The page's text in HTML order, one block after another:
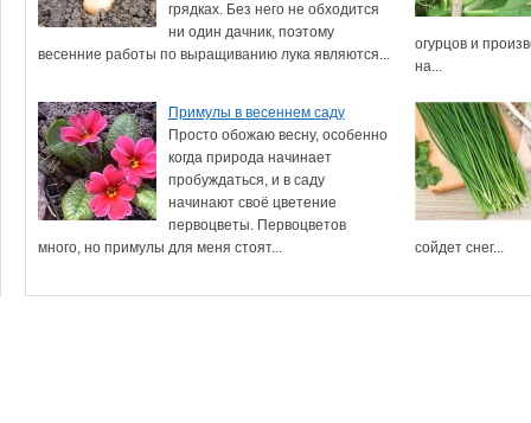
грядках. Без него не обходится
ни один дачник, поэтому
весенние работы по выращиванию лука являются...
огурцов и
на...
Примулы в весеннем саду
Просто обожаю весну, особенно
когда природа начинает
пробуждаться, и в саду
начинают своё цветение
первоцветы. Первоцветов
много, но примулы для меня стоят...
сойдет снег...